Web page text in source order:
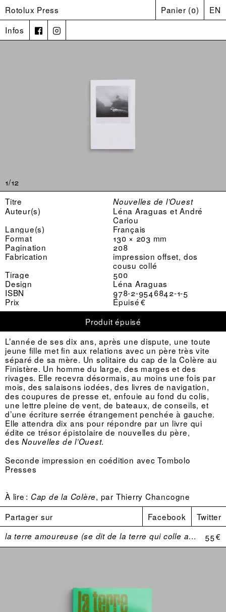
Rotolux Press
Infos
Panier (0) EN
1/12
Titre
Nouvelles de l’Ouest
Auteur(s)
Léna Araguas et André
Cariou
Langue(s)
Français
Format
130 × 203 mm
Pagination
208
Fabrication
impression offset, dos
cousu collé
Tirage
500
Design
Léna Araguas
ISBN
978-2-9546842-1-5
Prix
Épuisé €
Produit épuisé
L’année de ses dix ans, après une dispute, une toute
jeune fille met fin aux relations avec un père très vite
séparé de sa mère. Un solitaire du cap de la Colère au
Finistère. Un homme du large, des marges et des
rivages. Elle recevra désormais, au moins une fois par
mois, des salaisons iodées, des livres de navigation,
des coupures de presse et, enfouie au fond du colis,
une lettre pleine de vent, de bateaux, de conseils, et
d’une écriture serrée étrangement penchée à gauche.
Elle attendra dix ans pour répondre par un livre qui
édite ce trésor épistolaire de nouvelles du père,
desNouvelles de l’Ouest.
Seconde impression en coédition avecTombolo
Presses
À lire : Cap de la Colère, par Thierry Chancogne
Partager sur
Facebook Twitter
la terre amoureuse (se dit de la terre qui colle aux bottes) 55 €